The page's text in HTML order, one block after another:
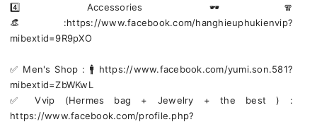
4️⃣ Accessories 🕶🧣
👒:https://www.facebook.com/hanghieuphukienvip?
mibextid=9R9pXO
✅️ Men's Shop : 🚹 https://www.facebook.com/yumi.son.581?
mibextid=ZbWKwL
✅️ Vvip (Hermes bag + Jewelry + the best ) :
https://www.facebook.com/profile.php?